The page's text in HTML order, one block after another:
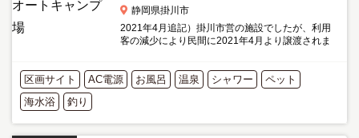
静岡県掛川市
2021年4月追記）掛川市営の施設でしたが、利用
客の減少により民間に2021年4月より譲渡されま
州灘に位置する日帰り...
区画サイト AC電源 お風呂 温泉 シャワー
ペット
海水浴
釣り